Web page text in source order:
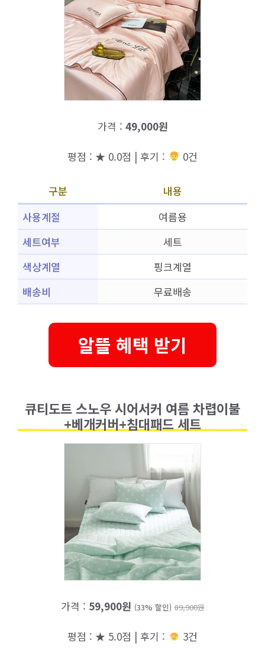
가격 : 49,000원
평점 : ★ 0.0점 | 후기 : 0건
구분
내용
사용계절
여름용
세트여부
세트
색상계열
핑크계열
배송비
무료배송
알뜰 혜택 받기
큐티도트 스노우 시어서커 여름 차렵이불
+베개커버+침대패드 세트
가격 : 59,900원 (33% 할인) 89,900원
평점 : ★ 5.0점 | 후기 : 3건